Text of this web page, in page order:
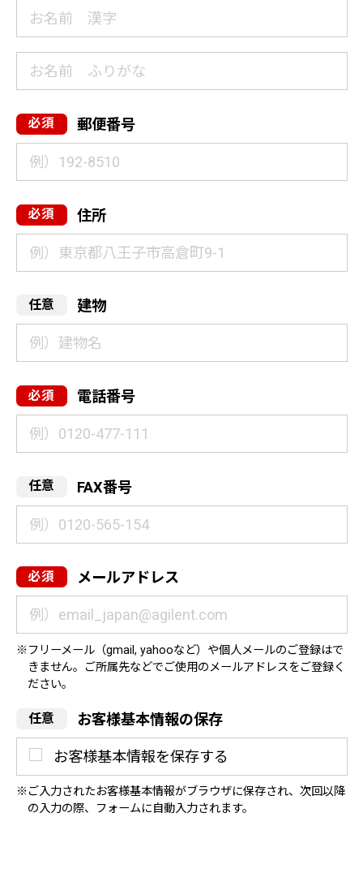
郵便番号
住所
建物
電話番号
FAX番号
メールアドレス
フリーメール（gmail, yahooなど）や個人メールのご登録はで
きません。ご所属先などでご使用のメールアドレスをご登録く
ださい。
お客様基本情報の保存
お客様基本情報を保存する
ご入力されたお客様基本情報がブラウザに保存され、次回以降
の入力の際、フォームに自動入力されます。